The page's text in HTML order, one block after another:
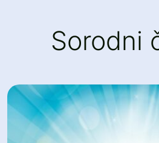
Sorodni